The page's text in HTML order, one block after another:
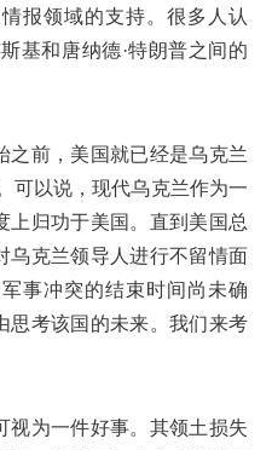
报领域的支持。很多人认
基和唐纳德·特朗普之间的
之前，美国就已经是乌克兰
可以说，现代乌克兰作为一
上归功于美国。直到美国总
乌克兰领导人进行不留情面
事冲突的结束时间尚未确
思考该国的未来。我们来考
视为一件好事。其领土损失